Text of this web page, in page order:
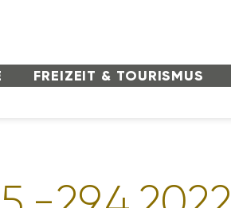
FREI­ZEIT & TOURISMUS